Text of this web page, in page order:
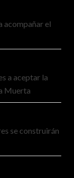
acompañar el
a aceptar la
Muerta
se construirán